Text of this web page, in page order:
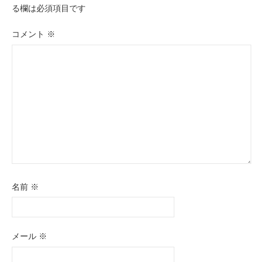
る欄は必須項目です
コメント ※
名前 ※
メール ※